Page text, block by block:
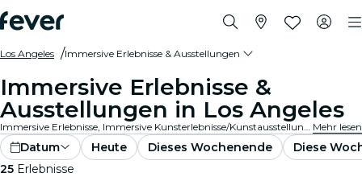
Los Angeles Immersive Erlebnisse & Ausstellungen
Immersive Erlebnisse &
Ausstellungen in Los Angeles
Immersive Erlebnisse, Immersive Kunsterlebnisse/Kunstausstellungen in Los Angeles, die die Wertschätzung von Ausstellungen durch in die Kunst integrierte Spitzentechnologie auf ein ganz neues Niveau bringen. Mehr lesen
Datum Heute Dieses Wochenende
Diese
25 Erlebnisse